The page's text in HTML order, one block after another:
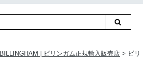
BILLINGHAM | ビリンガム正規輸入販売店 > ビリ